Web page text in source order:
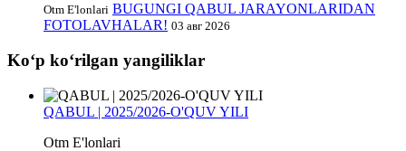
Otm E'lonlari BUGUNGI QABUL JARAYONLARIDAN
FOTOLAVHALAR! 03 авг 2026
Koʻp koʻrilgan yangiliklar
QABUL | 2025/2026-O'QUV YILI
Otm E'lonlari